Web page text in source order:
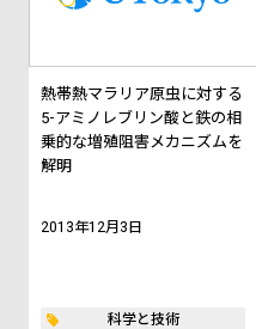
熱帯熱マラリア原虫に対する
5-アミノレブリン酸と鉄の相
乗的な増殖阻害メカニズムを
解明
2013年12月3日
科学と技術